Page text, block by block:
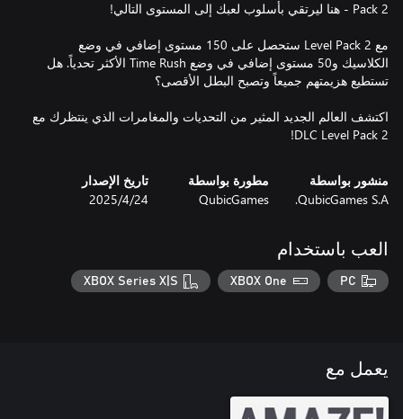
مع Level Pack 2 ستحصل على 150 مستوى إضافي في وضع
الكلاسيك و50 مستوى إضافي في وضع Time Rush الأكثر تحدياً. هل
اكتشف العالم الجديد المثير من التحديات والمغامرات الذي ينتظرك مع
DLC Level Pack 2!
منشور بواسطة
QubicGames S.A.
مطورة بواسطة
QubicGames
تاريخ الإصدار
24‏/4‏/2025
العب باستخدام
PC
XBOX One
XBOX Series X|S
يعمل مع